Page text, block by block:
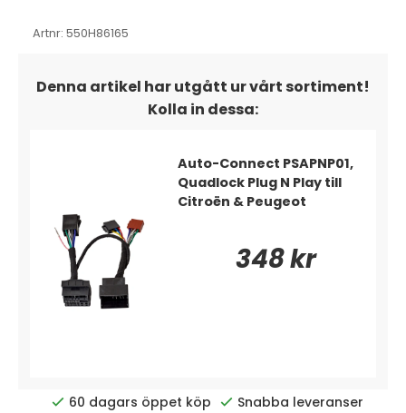
Artnr: 550H86165
Denna artikel har utgått ur vårt sortiment!
Kolla in dessa:
Auto-Connect PSAPNP01,
Quadlock Plug N Play till
Citroën & Peugeot
348 kr
60 dagars öppet köp
Snabba leveranser